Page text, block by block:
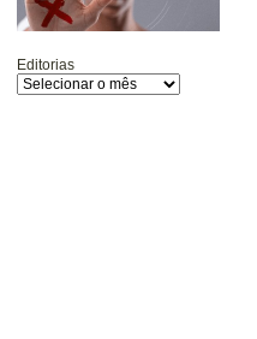
Editorias